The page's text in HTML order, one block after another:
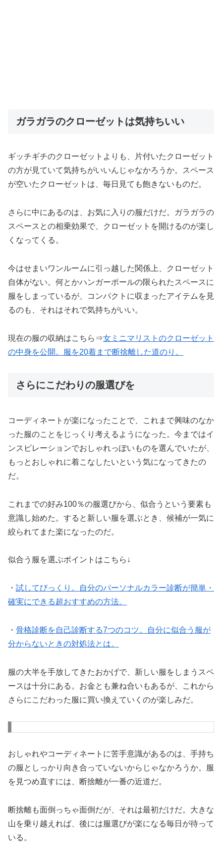
ガラガラのクローゼットは気持ちいい
ギッチギチのクローゼットよりも、片付いたクローゼット
の方が見ていて気持ちがいいんじゃなかろうか。スペース
が空いたクローゼットは、毎日見ても飽きないものだ。
さらに中にあるのは、お気に入りの服だけだ。ガラガラの
スペースとの相乗効果で、クローゼットを開けるのが楽し
くなってくる。
今はせまいワンルームに引っ越した関係上、クローゼット
自体がない。何とかハンガーポールの限られたスペースに
服をしまっているが、コンパクトに収まったアイテムを見
るのも、それはそれで気持ちがいい。
現在の服の収納はこちら⇒女ミニマリストのクローゼット
の中身を公開。服を20着まで断捨離した道のり。
さらにこだわりの服選びを
コーディネートが楽になったことで、これまで興味のなか
った服のことをじっくり考えるようになった。今まではイ
ンスピレーションでおしゃれっぽいものを選んでいたが、
もっとおしゃれに着こなしたいという気になってきたの
だ。
これまでの好み100％の服選びから、似合うという要素も
意識し始めた。すると新しい服を選ぶとき、候補が一気に
絞られてまた楽になったのだ。
似合う服を選ぶポイントはこちら↓
・ 試してびっくり。自分のパーソナルカラー診断が簡単・
確実にできる超おすすめの方法。
・ 骨格診断を自己診断する7つのコツ。自分に似合う服が
分からないときの対処法とは。
服の大半を手放してきたおかげで、新しい服をしまうスペ
ースは十分にある。お金とも兼ね合いもあるが、これから
さらにこだわった服に買い換えていくのが楽しみだ。
おしゃれやコーディネートに苦手意識があるのは、手持ち
の服としっかり向き合っていないからじゃなかろうか。服
を見つめ直すには、断捨離が一番の近道だ。
断捨離も面倒っちゃ面倒だが、それは最初だけだ。大きな
山を乗り越えれば、後には服選びが楽になる毎日が待って
いる。